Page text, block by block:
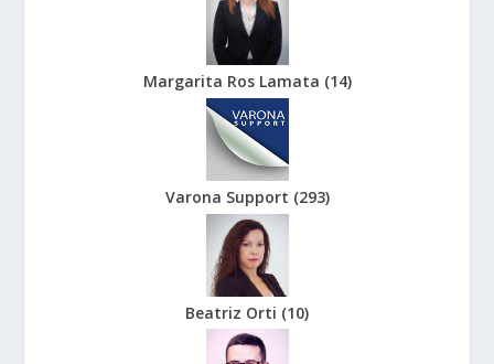
Margarita Ros Lamata (14)
Varona Support (293)
Beatriz Orti (10)